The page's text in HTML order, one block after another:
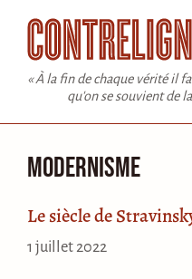
contenu
« À la fin de chaque vérité il
qu'on se souvient de
Modernisme
Le siècle de
1 juillet 2022